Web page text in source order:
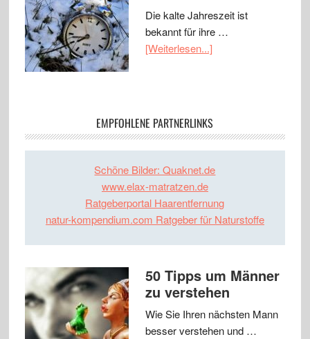
Die kalte Jahreszeit ist
bekannt für ihre …
[Weiterlesen...]
EMPFOHLENE PARTNERLINKS
Schöne Bilder: Quaknet.de
www.elax-matratzen.de
Ratgeberportal Haarentfernung
natur-kompendium.com Ratgeber für Naturstoffe
50 Tipps um Männer
zu verstehen
Wie Sie Ihren nächsten Mann
besser verstehen und …